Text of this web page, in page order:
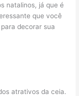
natalinos, já que é
que você
decorar sua
atrativos da ceia.